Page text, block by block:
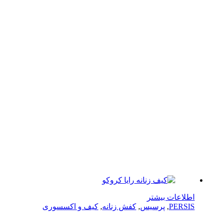
بیشتر
پرسیس, کفش زنانه,کیف و اکسسوری